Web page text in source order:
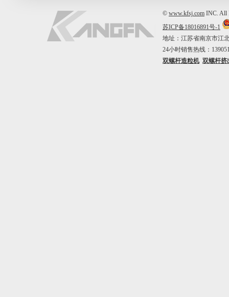
© www.kfsj.com INC. All
苏ICP备18016891号-1
地址：江苏省南京市江
24小时销售热线：
双螺杆造粒机 双螺杆挤